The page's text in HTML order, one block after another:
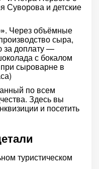
Суворова и детские
. Через объёмные
сыра,
за доплату —
с бокалом
сыроварне в
по всем
Здесь вы
и посетить
туристическом